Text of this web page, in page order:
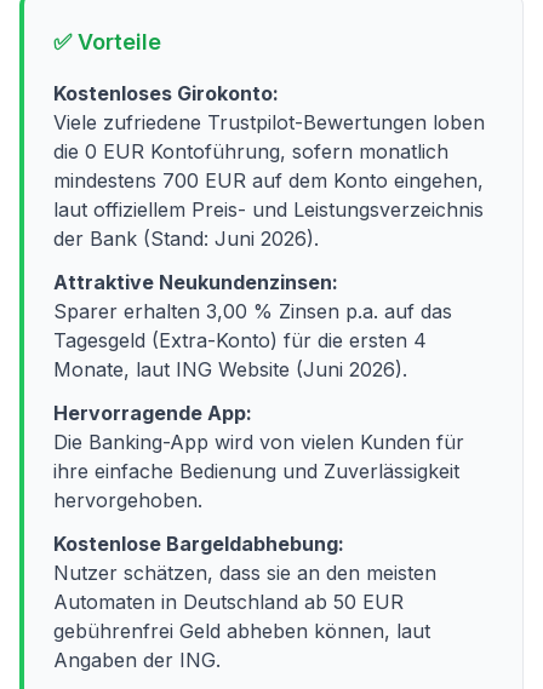
✅ Vorteile
Kostenloses Girokonto:
Viele zufriedene Trustpilot-Bewertungen loben
die 0 EUR Kontoführung, sofern monatlich
mindestens 700 EUR auf dem Konto eingehen,
laut offiziellem Preis- und Leistungsverzeichnis
der Bank (Stand: Juni 2026).
Attraktive Neukundenzinsen:
Sparer erhalten 3,00 % Zinsen p.a. auf das
Tagesgeld (Extra-Konto) für die ersten 4
Monate, laut ING Website (Juni 2026).
Hervorragende App:
Die Banking-App wird von vielen Kunden für
ihre einfache Bedienung und Zuverlässigkeit
hervorgehoben.
Kostenlose Bargeldabhebung:
Nutzer schätzen, dass sie an den meisten
Automaten in Deutschland ab 50 EUR
gebührenfrei Geld abheben können, laut
Angaben der ING.